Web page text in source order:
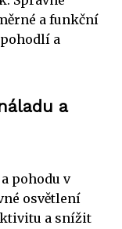
a funkční
a
a
pohodu v
osvětlení
a snížit